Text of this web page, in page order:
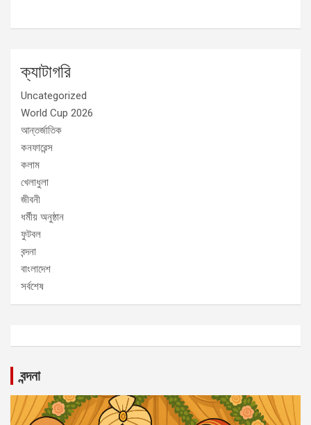
ক্যাটাগরি
Uncategorized
World Cup 2026
আন্তর্জাতিক
কনফারেন্স
কলাম
খেলাধুলা
জীবনী
ধর্মীয় অনুষ্ঠান
ফুটবল
বন্দনা
বাংলাদেশ
সর্বশেষ
বন্দনা